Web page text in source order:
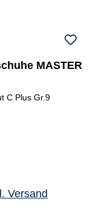
MASTER
C Plus Gr.9
Versand